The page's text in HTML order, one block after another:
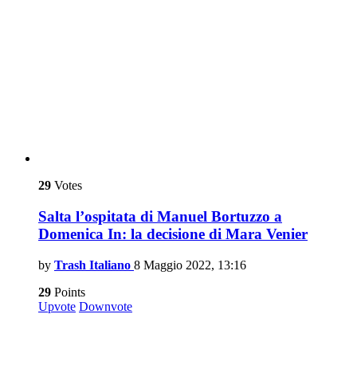
29 Votes
Salta l’ospitata di Manuel Bortuzzo a
Domenica In: la decisione di Mara Venier
by Trash Italiano 8 Maggio 2022, 13:16
29 Points
Upvote Downvote